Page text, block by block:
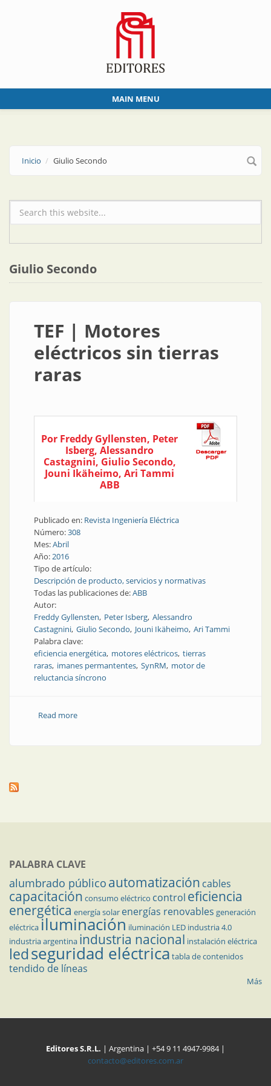
MAIN MENU
Inicio Giulio Secondo
Formulario de búsqueda
Giulio Secondo
TEF | Motores
eléctricos sin tierras
raras
Por Freddy Gyllensten, Peter
Isberg, Alessandro
Castagnini, Giulio Secondo,
Jouni Ikäheimo, Ari Tammi
ABB
Publicado en: Revista Ingeniería Eléctrica
Número:308
Mes:Abril
Año:2016
Tipo de artículo:
Descripción de producto, servicios y normativas
Todas las publicaciones de:ABB
Autor:
Freddy Gyllensten Peter Isberg Alessandro
Castagnini Giulio Secondo Jouni Ikäheimo Ari Tammi
Palabra clave:
eficiencia energética motores eléctricos tierras
raras imanes permantentes SynRM motor de
reluctancia síncrono
Read moreabout TEF | Motores eléctricos sin tierras raras
PALABRA CLAVE
alumbrado público automatización cables
capacitación consumo eléctrico control eficiencia
energética energía solar energías renovables generación
eléctricailuminación iluminación LED industria 4.0
industria argentina industria nacional instalación eléctrica
ledseguridad eléctrica tabla de contenidos
tendido de líneas
Más
Editores S.R.L. | Argentina | +54 9 11 4947-9984 |
contacto@editores.com.ar